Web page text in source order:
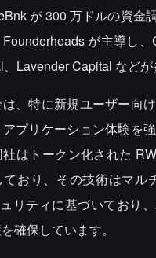
が 300 万ドルの資金
が主導し、
Lavender Capital などが
、特に新規ユーザー向
プリケーション体験を
はトークン化された
ており、その技術はマル
リティに基づいており
確保しています。